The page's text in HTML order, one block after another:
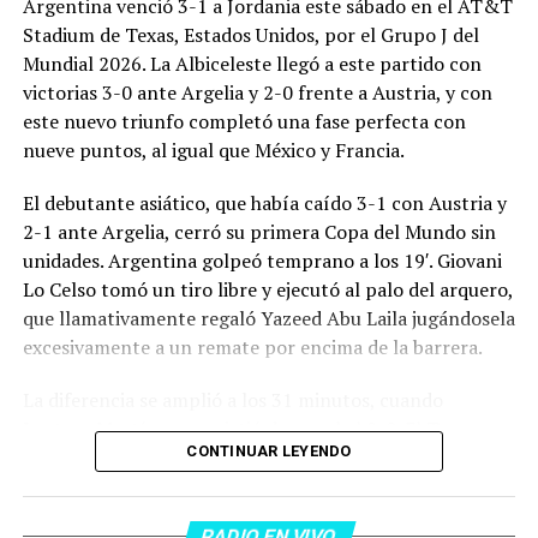
Argentina venció 3-1 a Jordania este sábado en el AT&T
Stadium de Texas, Estados Unidos, por el Grupo J del
Mundial 2026. La Albiceleste llegó a este partido con
victorias 3-0 ante Argelia y 2-0 frente a Austria, y con
este nuevo triunfo completó una fase perfecta con
nueve puntos, al igual que México y Francia.
El debutante asiático, que había caído 3-1 con Austria y
2-1 ante Argelia, cerró su primera Copa del Mundo sin
unidades. Argentina golpeó temprano a los 19′. Giovani
Lo Celso tomó un tiro libre y ejecutó al palo del arquero,
que llamativamente regaló Yazeed Abu Laila jugándosela
excesivamente a un remate por encima de la barrera.
Lautaro Martínez convirtió de penal el 2-0. El Toro
anotó su primer gol en Copas del Mundo, tras no
dentro del área sobre Marcos Senesi, que intentó ir a
CONTINUAR LEYENDO